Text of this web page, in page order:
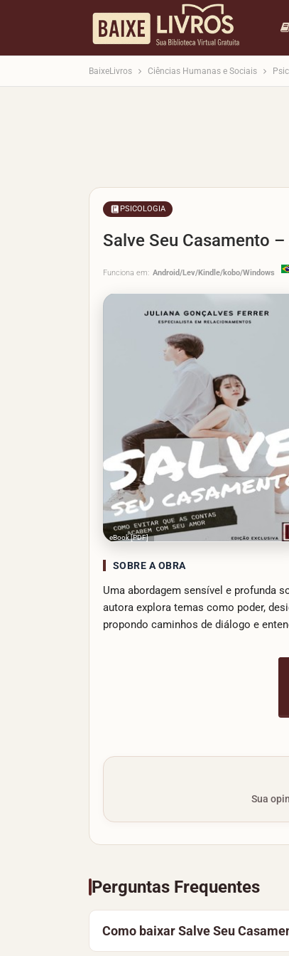
BaixeLivros Ciências Humanas e Sociais
PSICOLOGIA
Salve Seu Casamento
Funciona em: Android/Lev/Kindle/kobo/Windows
eBook [PDF]
SOBRE A OBRA
Uma abordagem sensível e profunda
autora explora temas como poder,
propondo caminhos de diálogo e
Sua
Perguntas Frequentes
Como baixar Salve Seu